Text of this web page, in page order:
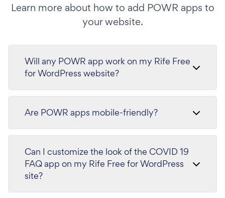
Learn more about how to add POWR apps to
your website.
Will any POWR app work on my Rife Free
for WordPress website?
Are POWR apps mobile-friendly?
Can I customize the look of the COVID 19
FAQ app on my Rife Free for WordPress
site?